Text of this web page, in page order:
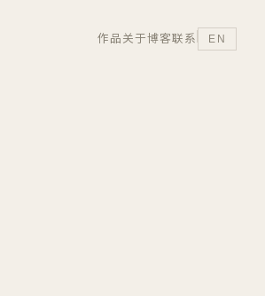
作品关于博客联系 EN